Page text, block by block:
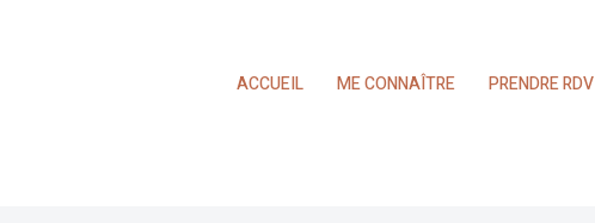
ACCUEIL ME CONNAÎTRE PRENDRE RDV